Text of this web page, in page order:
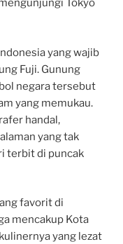
Tokyo
yang wajib
Fuji. Gunung
negara tersebut
yang memukau.
handal,
yang tak
terbit di puncak
favorit di
mencakup Kota
yang lezat